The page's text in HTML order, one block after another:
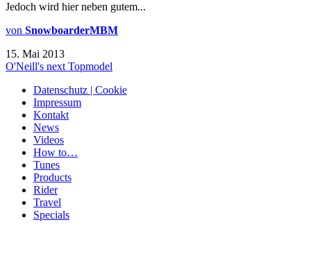
Jedoch wird hier neben gutem...
von SnowboarderMBM
15. Mai 2013
O'Neill's next Topmodel
Datenschutz | Cookie
Impressum
Kontakt
News
Videos
How to…
Tunes
Products
Rider
Travel
Specials